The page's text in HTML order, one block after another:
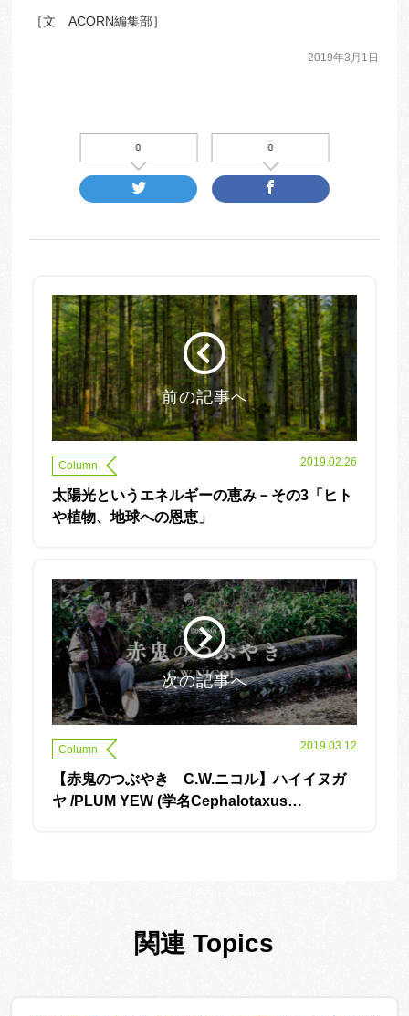
［文 ACORN編集部］
2019年3月1日
0 0
前の記事へ
Column 2019.02.26
太陽光というエネルギーの恵み－その3「ヒト
や植物、地球への恩恵」
次の記事へ
Column 2019.03.12
【赤鬼のつぶやき C.W.ニコル】ハイイヌガ
ヤ /PLUM YEW (学名Cephalotaxus
関連 Topics